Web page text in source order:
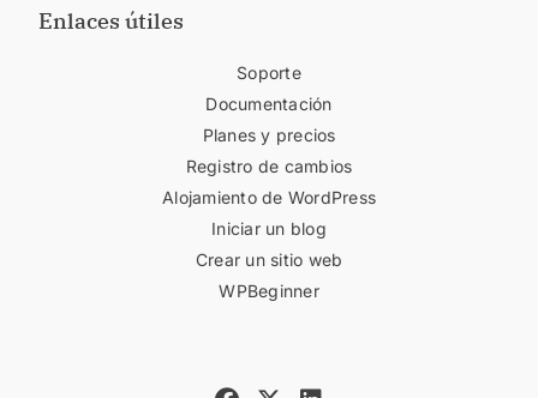
Enlaces útiles
Soporte
Documentación
Planes y precios
Registro de cambios
Alojamiento de WordPress
Iniciar un blog
Crear un sitio web
WPBeginner